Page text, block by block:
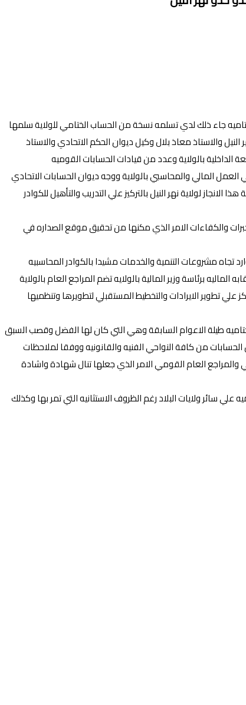
جاء ذلك لدي تسلمه نسخة من الحساب الختامي للولاية سلمها
والاستاذ معاذ بلال وكيل ديوان الحكم الاتحادي والاستاذ
الداخلية بالولاية وعدد من قيادات الحسابات القوميه
العمل المالي والمحاسبي بالولاية ووجه ديوان الحسابات الاتحادي
لولاية نهر النيل بالتركيز علي التدريب والتأهيل للكوادر
والكفاءات الامر الذي مكنها من تحقيق موقع الصداره في
تجاه مشروعات التنمية والخدمات مشيدا بالكوادر المحاسبيه
برئاسة وزير المالية بالولايه تضم المراجع العام بالولاية
علي تطوير الايرادات والتخطيط المستقبلي لتطويرها وتنظميها
طيلة الاعوام السابقة وهي التي كان لها الفضل وقصب السبق
من كافة النواحي الفنيه والقانونيه ووفقا لملاحظات
والمراجع العام القومي الامر الذي جعلها تنال شهادة واشادة
سائر ولايات البلاد رغم الظروف الاستثانيه التي تمر بها وكذلك